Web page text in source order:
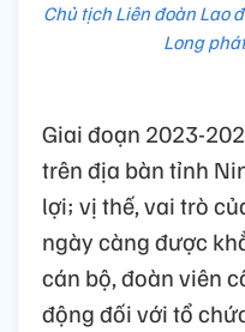
Chủ tịch Liên đoàn Lao
Long
Giai đoạn 2023-
trên địa bàn tỉnh
lợi; vị thế, vai trò
ngày càng được
cán bộ, đoàn viên
động đối với tổ